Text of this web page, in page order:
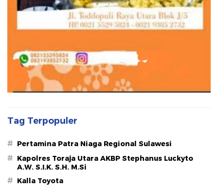
Tag Terpopuler
# Pertamina Patra Niaga Regional Sulawesi
# Kapolres Toraja Utara AKBP Stephanus Luckyto
A.W. S.I.K. S.H. M.Si
# Kalla Toyota